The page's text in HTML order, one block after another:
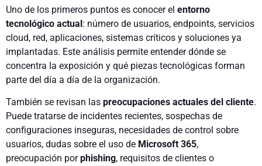
Uno de los primeros puntos es conocer el entorno
tecnológico actual: número de usuarios, endpoints, servicios
cloud, red, aplicaciones, sistemas críticos y soluciones ya
implantadas. Este análisis permite entender dónde se
concentra la exposición y qué piezas tecnológicas forman
parte del día a día de la organización.
También se revisan las preocupaciones actuales del cliente.
Puede tratarse de incidentes recientes, sospechas de
configuraciones inseguras, necesidades de control sobre
usuarios, dudas sobre el uso de Microsoft 365,
preocupación porphishing, requisitos de clientes o